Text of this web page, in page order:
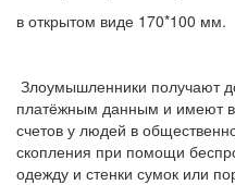
в открытом виде 170*100 мм.
Злоумышленники получают
платёжным данным и имеют
счетов у людей в
скопления при помощи
одежду и стенки сумок или